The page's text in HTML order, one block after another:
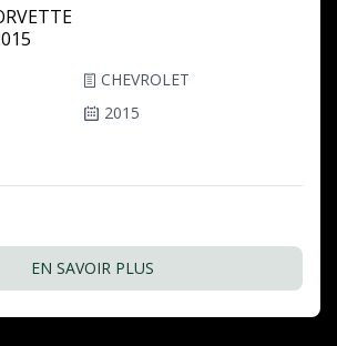
CHEVROLET
2015
EN SAVOIR PLUS